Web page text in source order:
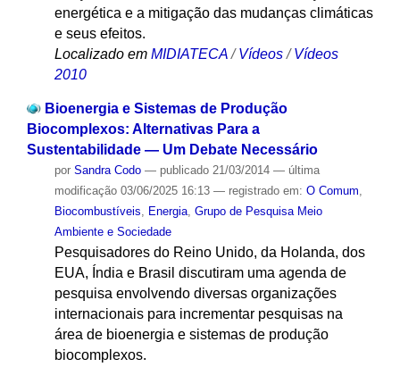
energética e a mitigação das mudanças climáticas
e seus efeitos.
Localizado em MIDIATECA /Vídeos /Vídeos
2010
Bioenergia e Sistemas de Produção
Biocomplexos: Alternativas Para a
Sustentabilidade — Um Debate Necessário
por Sandra Codo — publicado21/03/2014 — última
modificação03/06/2025 16:13 — registrado em: O Comum,
Biocombustíveis, Energia, Grupo de Pesquisa Meio
Ambiente e Sociedade
Pesquisadores do Reino Unido, da Holanda, dos
EUA, Índia e Brasil discutiram uma agenda de
pesquisa envolvendo diversas organizações
internacionais para incrementar pesquisas na
área de bioenergia e sistemas de produção
biocomplexos.